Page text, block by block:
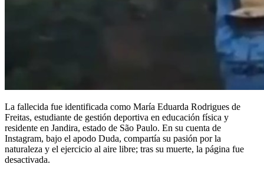
La fallecida fue identificada como María Eduarda Rodrigues de
Freitas, estudiante de gestión deportiva en educación física y
residente en Jandira, estado de São Paulo. En su cuenta de
Instagram, bajo el apodo Duda, compartía su pasión por la
naturaleza y el ejercicio al aire libre; tras su muerte, la página fue
desactivada.